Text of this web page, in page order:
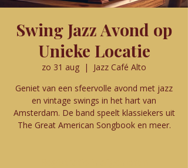
Swing Jazz Avond op
Unieke Locatie
zo 31 aug
  |
Jazz Café Alto
Geniet van een sfeervolle avond met jazz
en vintage swings in het hart van
Amsterdam. De band speelt klassiekers uit
The Great American Songbook en meer.